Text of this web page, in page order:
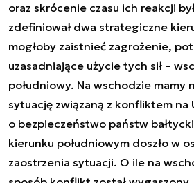
oraz skrócenie czasu ich reakcji
zdefiniował dwa strategiczne
mogłoby zaistnieć zagrożenie,
uzasadniające użycie tych sił –
południowy. Na wschodzie mamy
sytuację związaną z konfliktem na
o bezpieczeństwo państw
kierunku południowym doszło w
zaostrzenia sytuacji. O ile na